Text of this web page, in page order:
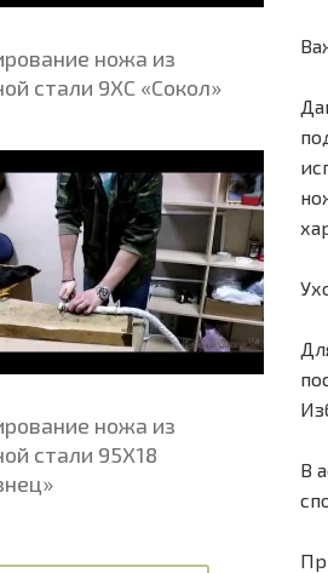
В
ножа из
стали 9ХС «Сокол»
ножа из
стали 95Х18